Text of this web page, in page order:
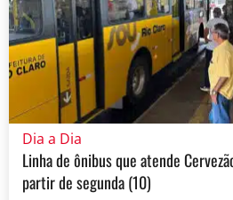
Dia a Dia
Linha de ônibus que atende
partir de segunda (10)